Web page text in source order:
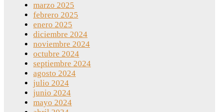
marzo 2025
febrero 2025
enero 2025
diciembre 2024
noviembre 2024
octubre 2024
septiembre 2024
agosto 2024
julio 2024
junio 2024
mayo 2024